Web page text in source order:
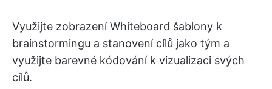
Využijte zobrazení Whiteboard šablony k
brainstormingu a stanovení cílů jako tým a
využijte barevné kódování k vizualizaci svých
cílů.